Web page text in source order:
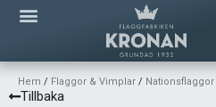
Hem / Flaggor & Vimplar / Nationsflaggor
Tillbaka